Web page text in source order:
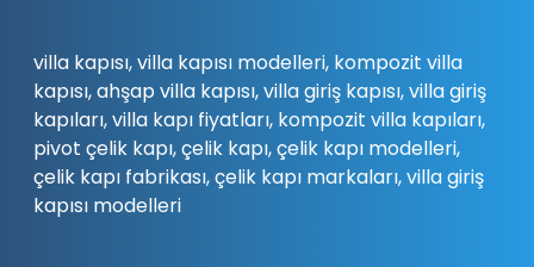
villa kapısı, villa kapısı modelleri, kompozit villa
kapısı, ahşap villa kapısı, villa giriş kapısı, villa giriş
kapıları, villa kapı fiyatları, kompozit villa kapıları,
pivot çelik kapı, çelik kapı, çelik kapı modelleri,
çelik kapı fabrikası, çelik kapı markaları, villa giriş
kapısı modelleri